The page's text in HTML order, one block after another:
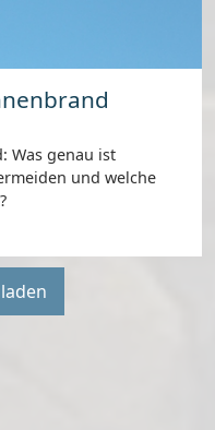
Was genau ist
und welche